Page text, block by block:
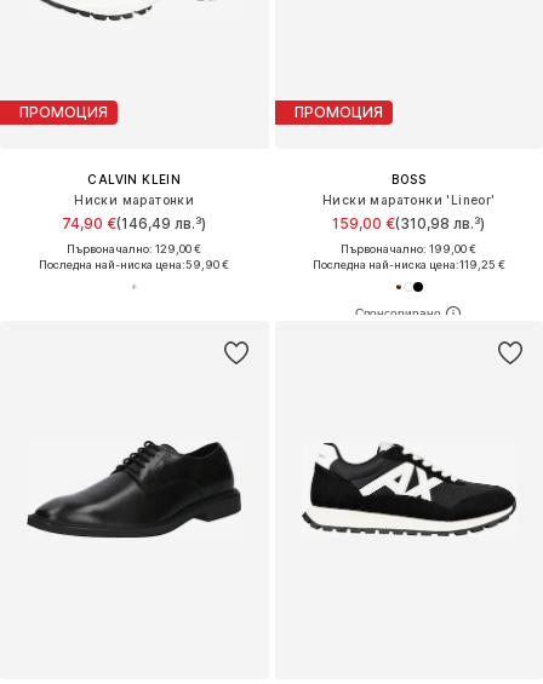
ПРОМОЦИЯ
CALVIN KLEIN
Ниски маратонки
74,90 €(146,49 лв.³)
Първоначално: 129,00 €
Последна най-ниска цена:59,90 €
ПРОМОЦИЯ
BOSS
Ниски маратонки 'Lineor'
159,00 €(310,98 лв.³)
Първоначално: 199,00 €
Последна най-ниска цена:119,25 €